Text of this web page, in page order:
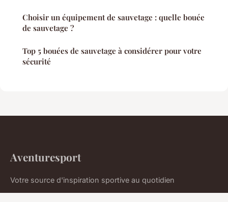
Choisir un équipement de sauvetage : quelle bouée
de sauvetage ?
Top 5 bouées de sauvetage à considérer pour votre
sécurité
Aventuresport
Votre source d'inspiration sportive au quotidien